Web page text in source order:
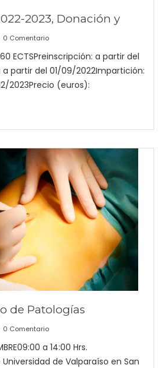
2023, Donación y
0 Comentario
ECTSPreinscripción: a partir del
partir del 01/09/2022Impartición:
2023Precio (euros):
de Patologías
0 Comentario
a 14:00 Hrs.
Universidad de Valparaíso en San